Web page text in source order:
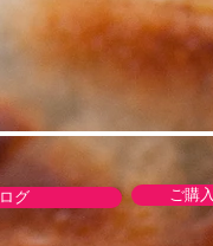
お客様の立場に立って対応
返品は、商品が送られて
当店宛へ着払いでお願いし
約になります。準備が出来
案内をいたします。）
マト便になります。
グ ご購